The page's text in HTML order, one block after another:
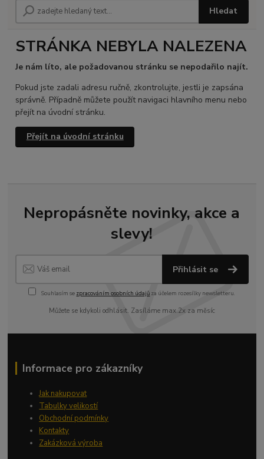
Hledat
STRÁNKA NEBYLA NALEZENA
Je nám líto, ale požadovanou stránku se nepodařilo najít.
Pokud jste zadali adresu ručně, zkontrolujte, jestli je zapsána
správně. Případně můžete použít navigaci hlavního menu nebo
přejít na úvodní stránku.
Přejít na úvodní stránku
Nepropásněte novinky, akce a
slevy!
Přihlásit se
Souhlasím se zpracováním osobních údajů za účelem rozesílky newsletteru.
Můžete se kdykoli odhlásit. Zasíláme max.2x za měsíc
Informace pro zákazníky
Jak nakupovat
Tabulky velikostí
Obchodní podmínky
Kontakty
Zakázková výroba